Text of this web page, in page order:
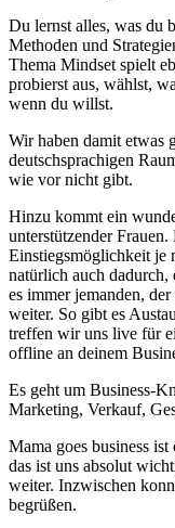
Du lernst alles, was du
Methoden und
Thema Mindset spielt
probierst aus, wählst,
wenn du willst.
Wir haben damit etwas
deutschsprachigen
wie vor nicht gibt.
Hinzu kommt ein
unterstützender
Einstiegsmöglichkeit je
natürlich auch
es immer jemanden,
weiter. So gibt es
treffen wir uns live für
offline an deinem
Es geht um Business-
Marketing, Verkauf,
Mama goes business
das ist uns absolut
weiter. Inzwischen
begrüßen.